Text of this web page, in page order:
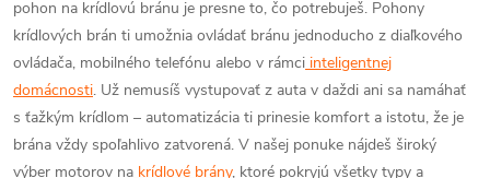
pohon na krídlovú bránu je presne to, čo potrebuješ. Pohony
krídlových brán ti umožnia ovládať bránu jednoducho z diaľkového
ovládača, mobilného telefónu alebo v rámci inteligentnej
domácnosti. Už nemusíš vystupovať z auta v daždi ani sa namáhať
s ťažkým krídlom – automatizácia ti prinesie komfort a istotu, že je
brána vždy spoľahlivo zatvorená. V našej ponuke nájdeš široký
výber motorov na krídlové brány, ktoré pokryjú všetky typy a